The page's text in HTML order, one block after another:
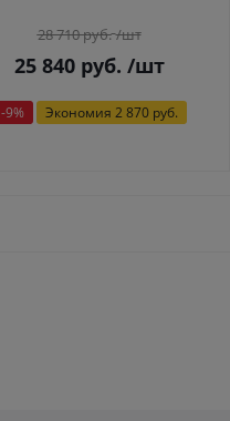
28 710руб. /шт
25 840руб. /шт
-9% Экономия 2 870 руб.